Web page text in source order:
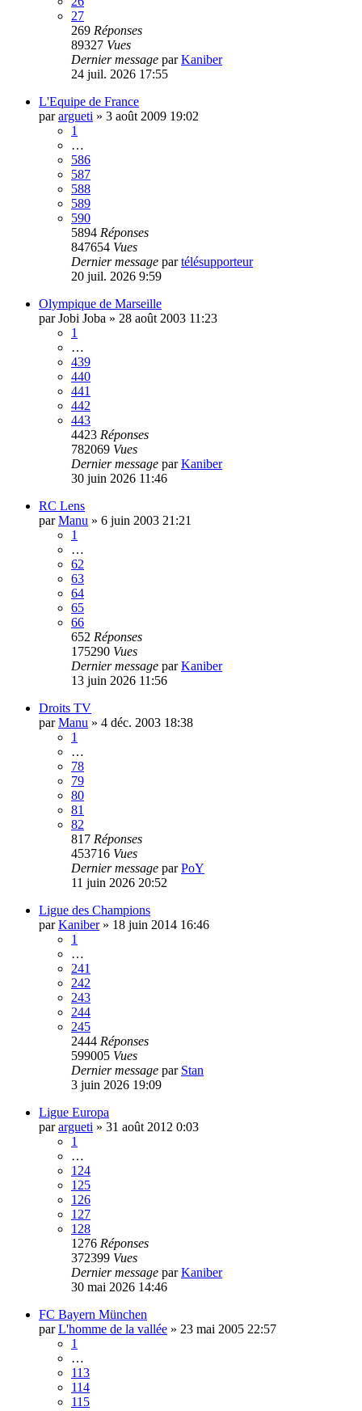
27
269 Réponses
89327 Vues
Dernier message parKaniber
24 juil. 2026 17:55
L'Equipe de France
parargueti » 3 août 2009 19:02
1
…
586
587
588
589
590
5894 Réponses
847654 Vues
Dernier message partélésupporteur
20 juil. 2026 9:59
Olympique de Marseille
parJobi Joba » 28 août 2003 11:23
1
…
439
440
441
442
443
4423 Réponses
782069 Vues
Dernier message parKaniber
30 juin 2026 11:46
RC Lens
parManu » 6 juin 2003 21:21
1
…
62
63
64
65
66
652 Réponses
175290 Vues
Dernier message parKaniber
13 juin 2026 11:56
Droits TV
parManu » 4 déc. 2003 18:38
1
…
78
79
80
81
82
817 Réponses
453716 Vues
Dernier message parPoY
11 juin 2026 20:52
Ligue des Champions
parKaniber» 18 juin 2014 16:46
1
…
241
242
243
244
245
2444 Réponses
599005 Vues
Dernier message par Stan
3 juin 2026 19:09
Ligue Europa
parargueti » 31 août 2012 0:03
1
…
124
125
126
127
128
1276 Réponses
372399 Vues
Dernier message parKaniber
30 mai 2026 14:46
FC Bayern München
parL'homme de la vallée » 23 mai 2005 22:57
1
…
113
114
115